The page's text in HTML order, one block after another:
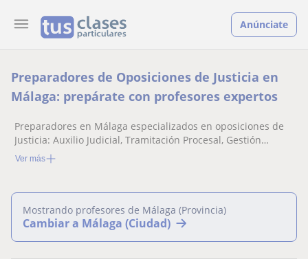
Anúnciate
Preparadores de Oposiciones de Justicia en
Málaga: prepárate con profesores expertos
Preparadores en Málaga especializados en oposiciones de
Justicia: Auxilio Judicial, Tramitación Procesal, Gestión
Procesal...
Ver más
Mostrando profesores de Málaga (Provincia)
Cambiar a Málaga (Ciudad)